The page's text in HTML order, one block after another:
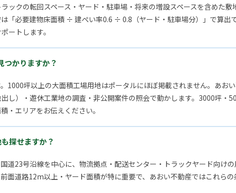
ックの転回スペース・ヤード・駐車場・将来の増設スペースを含めた
「必要建物床面積 ÷ 建ぺい率0.6 ÷ 0.8（ヤード・駐車場分）」で算出
ートします。
つかりますか？
1000坪以上の大面積工場用地はポータルにほぼ掲載されません。あお
し）・遊休工業地の調査・非公開案件の照会で動かします。3000坪・
・エリアをお伝えください。
探せますか？
道23号沿線を中心に、物流拠点・配送センター・トラックヤード向け
面道路12m以上・ヤード面積が特に重要で、あおい不動産ではこれら